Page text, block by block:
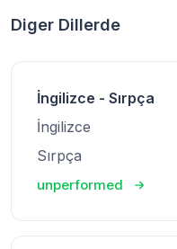
Diger Dillerde
İngilizce - Sırpça
İngilizce
Sırpça
unperformed